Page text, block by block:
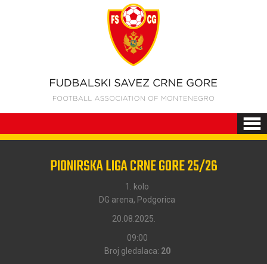
PIONIRSKA LIGA CRNE GORE 25/26
1. kolo
DG arena, Podgorica
20.08.2025.
09:00
Broj gledalaca: 20